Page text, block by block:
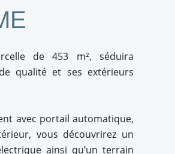
de 453 m², séduira
qualité et ses extérieurs
avec portail automatique,
vous découvrirez un
ainsi qu’un terrain